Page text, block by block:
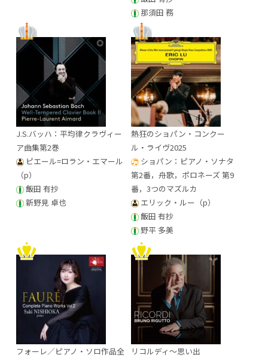
那須田 務
J.S.バッハ：平均律クラヴィー
ア曲集第2巻
ピエール=ロラン・エマール
（p）
飯田 有抄
新野見 卓也
熱狂のショパン・コンクー
ル・ライヴ2025
ショパン：ピアノ・ソナタ
第2番，舟歌，ポロネーズ 第9
番，3つのマズルカ
エリック・ルー（p）
飯田 有抄
野平 多美
フォーレ／ピアノ・ソロ作品全
リコルディ～思い出